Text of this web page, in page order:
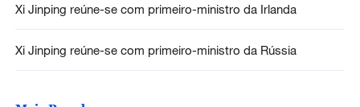
Xi Jinping reúne-se com primeiro-ministro da Irlanda
Xi Jinping reúne-se com primeiro-ministro da Rússia